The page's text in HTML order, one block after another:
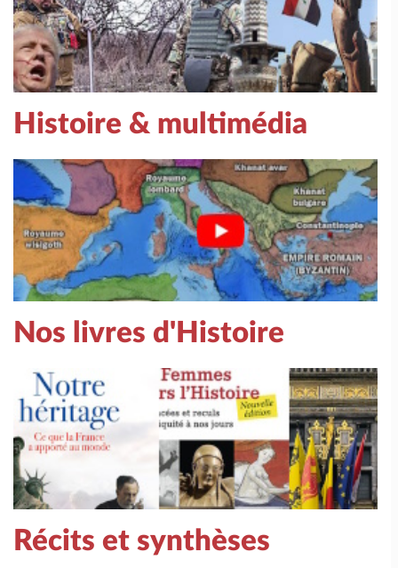
Histoire & multimédia
Nos livres d'Histoire
Récits et synthèses